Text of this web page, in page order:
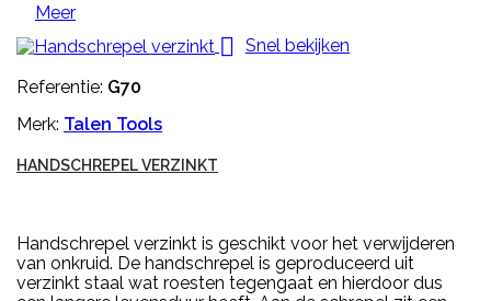
Meer
 Snel bekijken
Referentie: G70
Merk: Talen Tools
HANDSCHREPEL VERZINKT
Handschrepel verzinkt is geschikt voor het verwijderen
van onkruid. De handschrepel is geproduceerd uit
verzinkt staal wat roesten tegengaat en hierdoor dus